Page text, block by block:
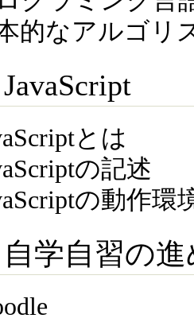
的なアルゴリ
とは
の記述
の動作環
学自習の進